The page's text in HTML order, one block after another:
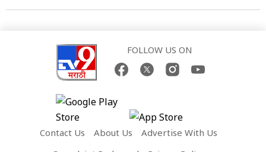
FOLLOW US ON
Contact Us About Us
Advertise With Us